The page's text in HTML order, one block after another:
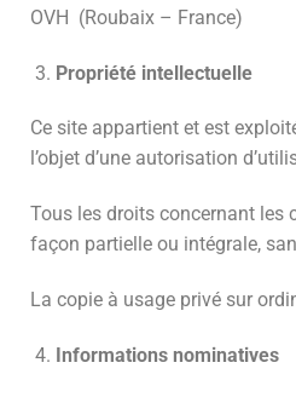
OVH (Roubaix – France)
Propriété intellectuelle
Ce site appartient et est
l’objet d’une autorisation
Tous les droits concernant les
façon partielle ou intégrale,
La copie à usage privé sur
Informations nominatives